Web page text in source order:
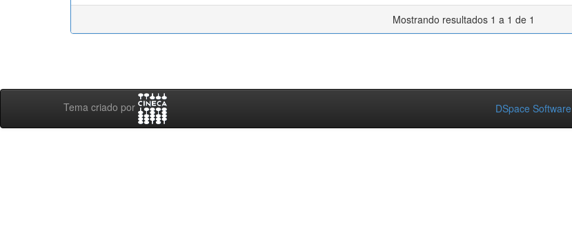
Mostrando resultados 1 a 1 de 1
Tema criado por DSpace Software